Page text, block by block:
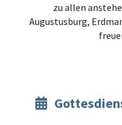
zu allen
Augustusburg,
